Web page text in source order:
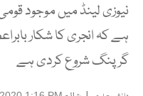
نیوزی لینڈ میں موجود
ہے کہ انجری کا شکار
گرپنگ شروع کردی ہے